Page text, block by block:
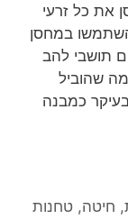
את כל זרעי
לפני שהושק ב- 1957, השתמשו במחסן
תושבי להב
שהוביל
כמבנה
, חיטה,טחנות